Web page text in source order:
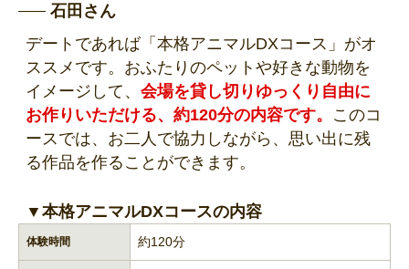
石田さん
デートであれば「本格アニマルDXコース」がオ
ススメです。おふたりのペットや好きな動物を
イメージして、 会場を貸し切りゆっくり自由に
お作りいただける、約120分の内容です。 このコ
ースでは、お二人で協力しながら、思い出に残
る作品を作ることができます。
▼本格アニマルDXコースの内容
体験時間 約120分